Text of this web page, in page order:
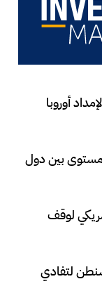
أوروبا
مستوى بين دول
لوقف
لتفادي